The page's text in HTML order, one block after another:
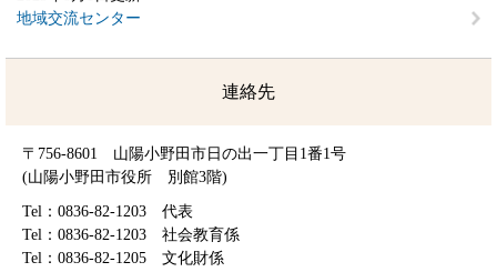
地域交流センター
連絡先
〒756-8601 山陽小野田市日の出一丁目1番1号
(山陽小野田市役所 別館3階)
Tel：0836-82-1203
代表
Tel：0836-82-1203
社会教育係
Tel：0836-82-1205
文化財係